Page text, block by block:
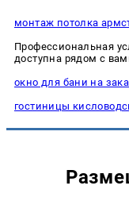
монтаж потолка
Профессиональная
доступна рядом с
окно для бани на
гостиницы